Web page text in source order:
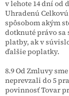
v lehote 14 dní od
Uhradenú
spôsobom akým
dotknuté právo sa
platby, ak v
ďalšie poplatky.
8.9 Od Zmluvy
neprevzali do 5
povinnosť Tovar